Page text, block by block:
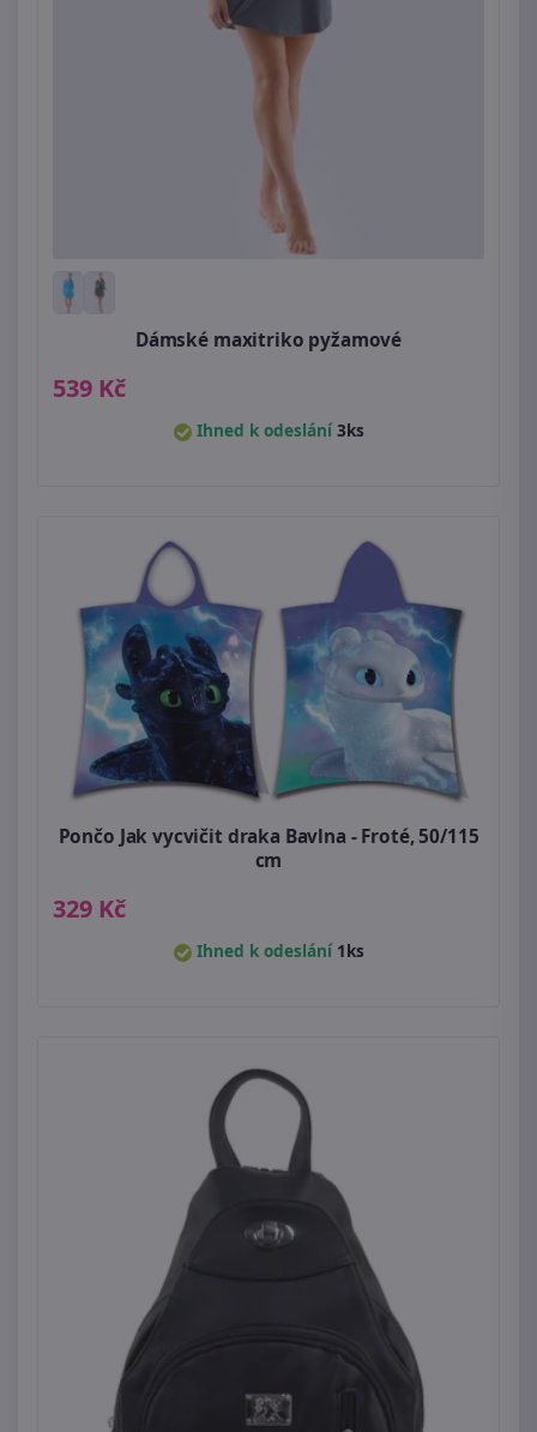
Dámské maxitriko pyžamové
539 Kč
Ihned k odeslání3ks
Pončo Jak vycvičit draka Bavlna - Froté, 50/115
cm
329 Kč
Ihned k odeslání 1ks